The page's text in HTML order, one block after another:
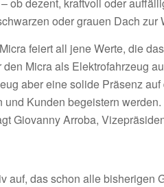
oder grauen Dach zur
feiert all jene Werte, die
Micra als Elektrofahrzeug
aber eine solide Präsenz
Kunden begeistern
Giovanny Arroba,
auf, das schon alle bisherigen